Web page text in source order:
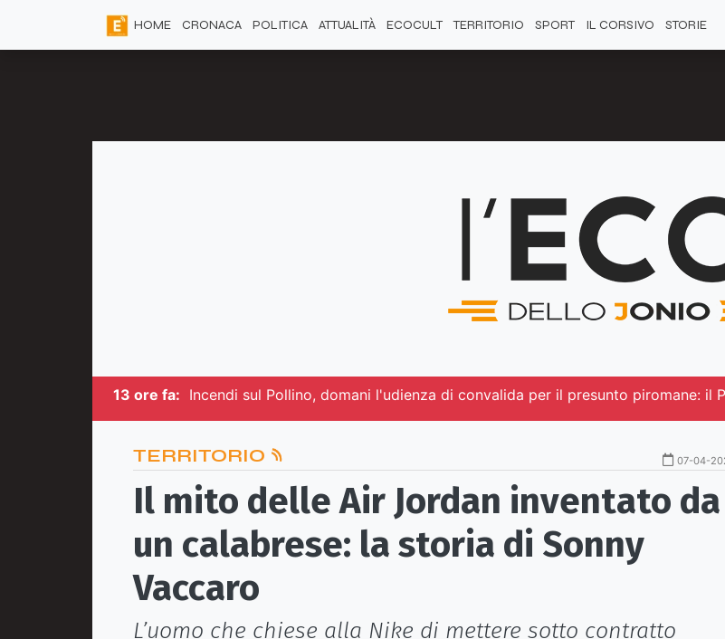
HOME CRONACA POLITICA ATTUALITÀ ECOCULT TERRITORIO SPORT IL CORSIVO STORIE
13 ore fa: Incendi sul Pollino, domani l'udienza di convalida per il presunto piromane: il
TERRITORIO 07-04-
Il mito delle Air Jordan inventato da
un calabrese: la storia di Sonny
Vaccaro
L’uomo che chiese alla Nike di mettere sotto contratto